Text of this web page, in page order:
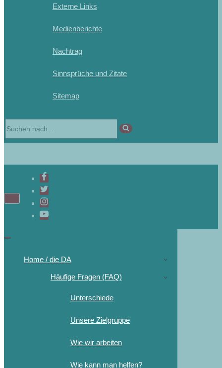
Externe Links
Medienberichte
Nachtrag
Sinnsprüche und Zitate
Sitemap
Home / die DA
Häufige Fragen (FAQ)
Unterschiede
Unsere Zielgruppe
Wie wir arbeiten
Wie kann man helfen?